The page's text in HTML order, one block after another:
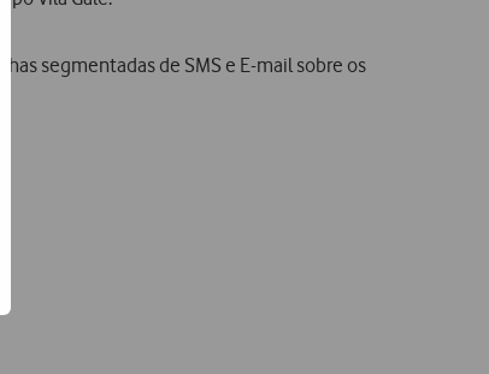
segmentadas de SMS e E-mail sobre os